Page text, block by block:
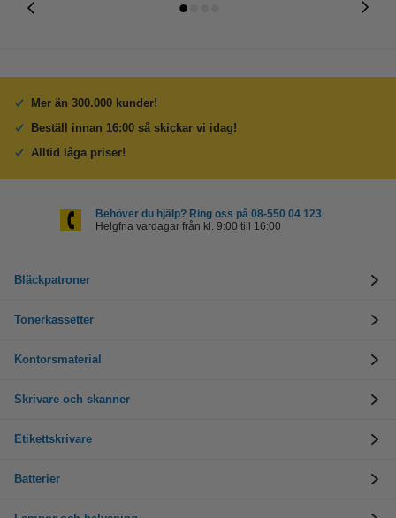
Mer än 300.000 kunder!
Beställ innan 16:00 så skickar vi idag!
Alltid låga priser!
Behöver du hjälp? Ring oss på 08-550 04 123
Helgfria vardagar från kl. 9:00 till 16:00
Bläckpatroner
Tonerkassetter
Kontorsmaterial
Skrivare och skanner
Etikettskrivare
Batterier